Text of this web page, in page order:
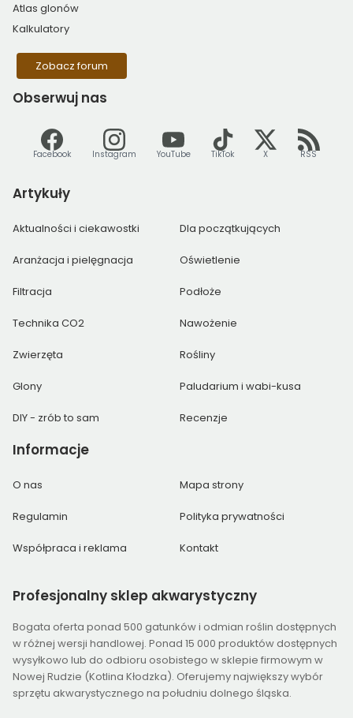
Atlas glonów
Kalkulatory
Zobacz forum
Obserwuj nas
Facebook Instagram YouTube TikTok X RSS
Artykuły
Aktualności i ciekawostki Dla początkujących
Aranżacja i pielęgnacja Oświetlenie
Filtracja Podłoże
Technika CO2 Nawożenie
Zwierzęta Rośliny
Glony Paludarium i wabi-kusa
DIY - zrób to sam Recenzje
Informacje
O nas Mapa strony
Regulamin Polityka prywatności
Współpraca i reklama Kontakt
Profesjonalny sklep akwarystyczny
Bogata oferta ponad 500 gatunków i odmian roślin dostępnych
w różnej wersji handlowej. Ponad 15 000 produktów dostępnych
wysyłkowo lub do odbioru osobistego w sklepie firmowym w
Nowej Rudzie (Kotlina Kłodzka). Oferujemy największy wybór
sprzętu akwarystycznego na południu dolnego śląska.